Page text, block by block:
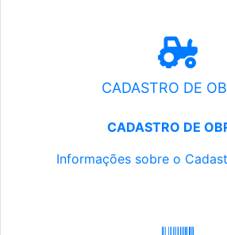
CADASTRO DE
CADASTRO DE
Informações sobre o